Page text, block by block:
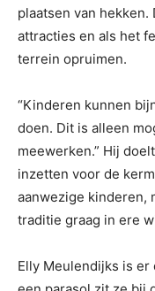
plaatsen van
attracties en als het
terrein opruimen.
“Kinderen kunnen
doen. Dit is alleen
meewerken.” Hij
inzetten voor de
aanwezige kinderen,
traditie graag in ere
Elly Meulendijks is er